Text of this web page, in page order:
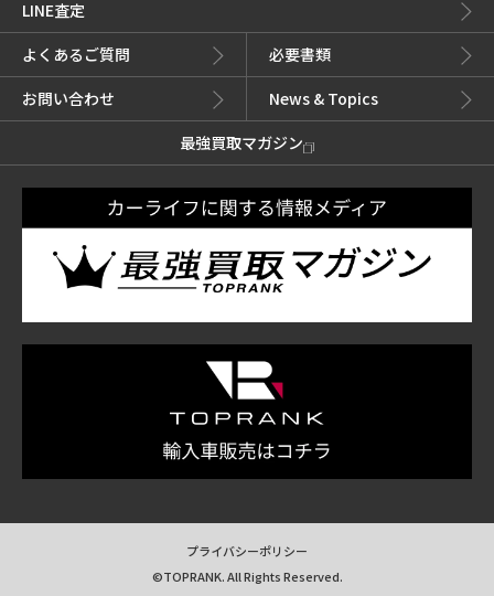
LINE査定
よくあるご質問
必要書類
お問い合わせ
News & Topics
最強買取マガジン
プライバシーポリシー
©TOPRANK. All Rights Reserved.